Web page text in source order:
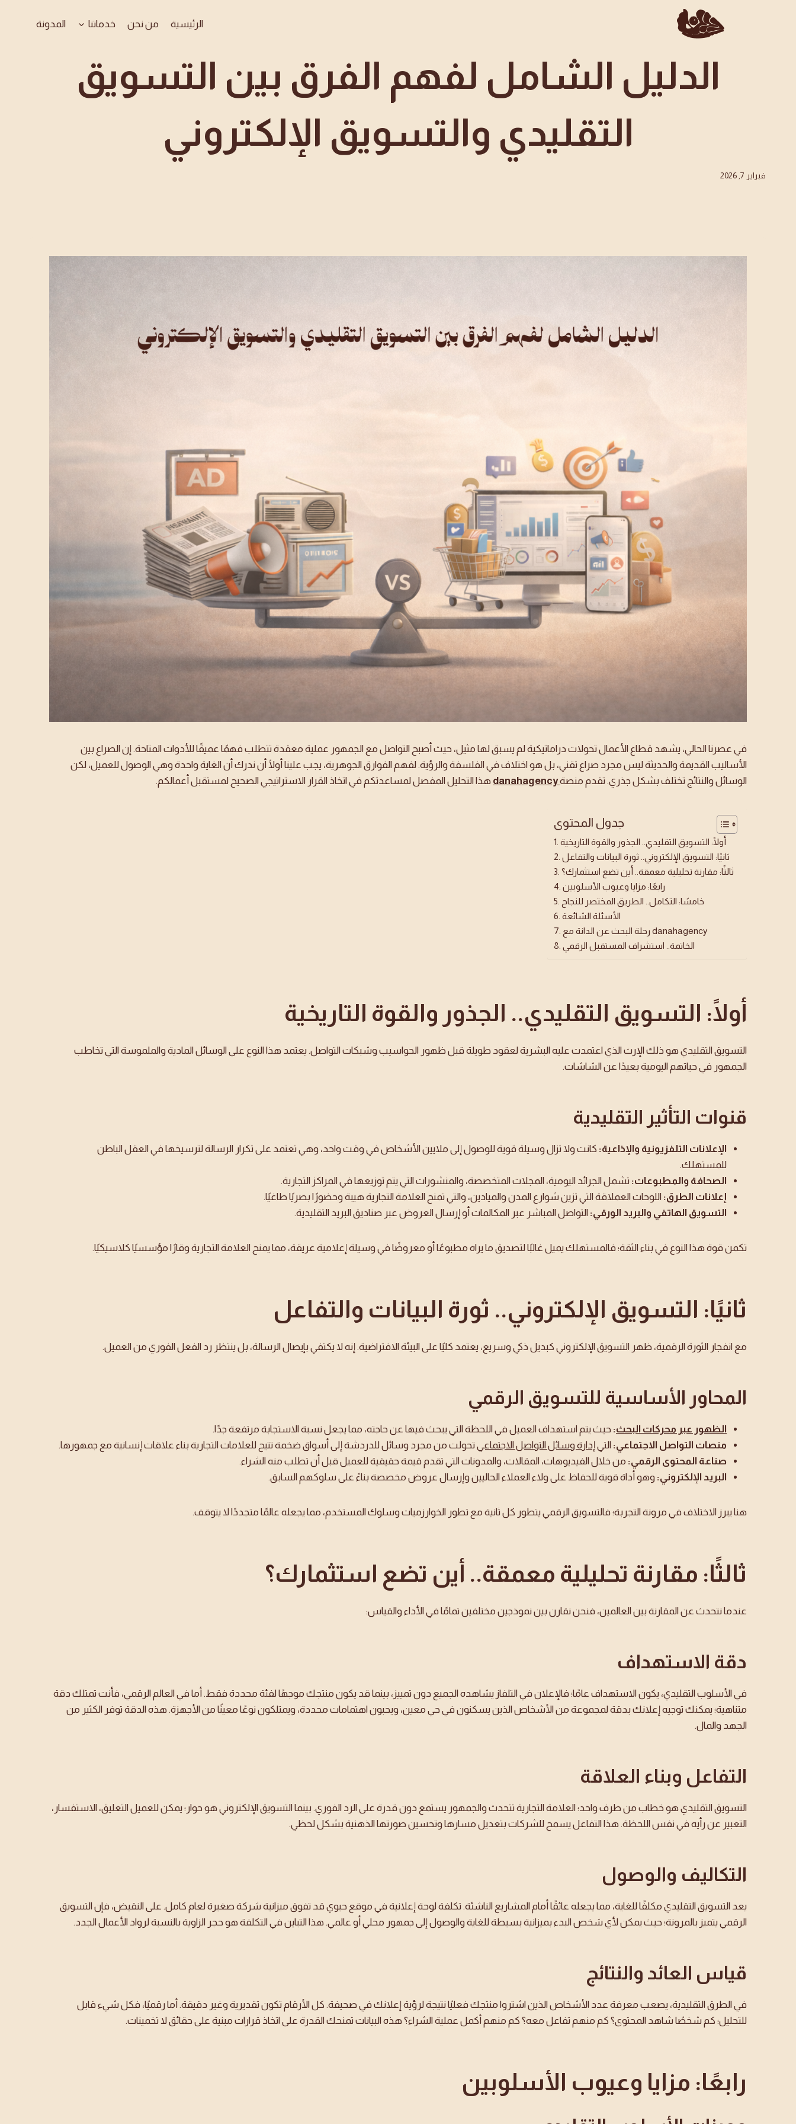
الرئيسية من نحن خدماتنا المدونة
الدليل الشامل لفهم الفرق بين التسويق
التقليدي والتسويق الإلكتروني
فبراير 7, 2026
في عصرنا الحالي، يشهد قطاع الأعمال تحولات دراماتيكية لم يسبق لها مثيل، حيث أصبح التواصل مع الجمهور عملية معقدة تتطلب فهمًا عميقًا للأدوات المتاحة. إن الصراع بين
الأساليب القديمة والحديثة ليس مجرد صراع تقني، بل هو اختلاف في الفلسفة والرؤية. لفهم الفوارق الجوهرية، يجب علينا أولًا أن ندرك أن الغاية واحدة وهي الوصول للعميل، لكن
الوسائل والنتائج تختلف بشكل جذري. تقدم منصةdanahagency هذا التحليل المفصل لمساعدتكم في اتخاذ القرار الاستراتيجي الصحيح لمستقبل أعمالكم.
جدول المحتوى
أولًا: التسويق التقليدي.. الجذور والقوة التاريخية
ثانيًا: التسويق الإلكتروني.. ثورة البيانات والتفاعل
ثالثًا: مقارنة تحليلية معمقة.. أين تضع استثمارك؟
رابعًا: مزايا وعيوب الأسلوبين
خامسًا: التكامل.. الطريق المختصر للنجاح
الأسئلة الشائعة
رحلة البحث عن الدانة مع danahagency
الخاتمة.. استشراف المستقبل الرقمي
أولًا: التسويق التقليدي.. الجذور والقوة التاريخية
التسويق التقليدي هو ذلك الإرث الذي اعتمدت عليه البشرية لعقود طويلة قبل ظهور الحواسيب وشبكات التواصل. يعتمد هذا النوع على الوسائل المادية والملموسة التي تخاطب
الجمهور في حياتهم اليومية بعيدًا عن الشاشات.
قنوات التأثير التقليدية
الإعلانات التلفزيونية والإذاعية: كانت ولا تزال وسيلة قوية للوصول إلى ملايين الأشخاص في وقت واحد، وهي تعتمد على تكرار الرسالة لترسيخها في العقل الباطن
للمستهلك.
الصحافة والمطبوعات: تشمل الجرائد اليومية، المجلات المتخصصة، والمنشورات التي يتم توزيعها في المراكز التجارية.
إعلانات الطرق: اللوحات العملاقة التي تزين شوارع المدن والميادين، والتي تمنح العلامة التجارية هيبة وحضورًا بصريًا طاغيًا.
التسويق الهاتفي والبريد الورقي: التواصل المباشر عبر المكالمات أو إرسال العروض عبر صناديق البريد التقليدية.
تكمن قوة هذا النوع في بناء الثقة؛ فالمستهلك يميل غالبًا لتصديق ما يراه مطبوعًا أو معروضًا في وسيلة إعلامية عريقة، مما يمنح العلامة التجارية وقارًا مؤسسيًا كلاسيكيًا.
ثانيًا: التسويق الإلكتروني.. ثورة البيانات والتفاعل
مع انفجار الثورة الرقمية، ظهر التسويق الإلكتروني كبديل ذكي وسريع، يعتمد كليًا على البيئة الافتراضية. إنه لا يكتفي بإيصال الرسالة، بل ينتظر رد الفعل الفوري من العميل.
المحاور الأساسية للتسويق الرقمي
الظهور عبر محركات البحث: حيث يتم استهداف العميل في اللحظة التي يبحث فيها عن حاجته، مما يجعل نسبة الاستجابة مرتفعة جدًا.
منصات التواصل الاجتماعي: التيإدارة وسائل التواصل الاجتماعيتحولت من مجرد وسائل للدردشة إلى أسواق ضخمة تتيح للعلامات التجارية بناء علاقات إنسانية مع جمهورها.
صناعة المحتوى الرقمي: من خلال الفيديوهات، المقالات، والمدونات التي تقدم قيمة حقيقية للعميل قبل أن تطلب منه الشراء.
البريد الإلكتروني: وهو أداة قوية للحفاظ على ولاء العملاء الحاليين وإرسال عروض مخصصة بناءً على سلوكهم السابق.
هنا يبرز الاختلاف في مرونة التجربة؛ فالتسويق الرقمي يتطور كل ثانية مع تطور الخوارزميات وسلوك المستخدم، مما يجعله عالمًا متجددًا لا يتوقف.
ثالثًا: مقارنة تحليلية معمقة.. أين تضع استثمارك؟
عندما نتحدث عن المقارنة بين العالمين، فنحن نقارن بين نموذجين مختلفين تمامًا في الأداء والقياس:
دقة الاستهداف
في الأسلوب التقليدي، يكون الاستهداف عامًا؛ فالإعلان في التلفاز يشاهده الجميع دون تمييز، بينما قد يكون منتجك موجهًا لفئة محددة فقط. أما في العالم الرقمي، فأنت تمتلك دقة
متناهية؛ يمكنك توجيه إعلانك بدقة لمجموعة من الأشخاص الذين يسكنون في حي معين، ويحبون اهتمامات محددة، ويمتلكون نوعًا معينًا من الأجهزة. هذه الدقة توفر الكثير من
الجهد والمال.
التفاعل وبناء العلاقة
التسويق التقليدي هو خطاب من طرف واحد؛ العلامة التجارية تتحدث والجمهور يستمع دون قدرة على الرد الفوري. بينما التسويق الإلكتروني هو حوار؛ يمكن للعميل التعليق، الاستفسار،
التعبير عن رأيه في نفس اللحظة. هذا التفاعل يسمح للشركات بتعديل مسارها وتحسين صورتها الذهنية بشكل لحظي.
التكاليف والوصول
يعد التسويق التقليدي مكلفًا للغاية، مما يجعله عائقًا أمام المشاريع الناشئة. تكلفة لوحة إعلانية في موقع حيوي قد تفوق ميزانية شركة صغيرة لعام كامل. على النقيض، فإن التسويق
الرقمي يتميز بالمرونة؛ حيث يمكن لأي شخص البدء بميزانية بسيطة للغاية والوصول إلى جمهور محلي أو عالمي. هذا التباين في التكلفة هو حجر الزاوية بالنسبة لرواد الأعمال الجدد.
قياس العائد والنتائج
في الطرق التقليدية، يصعب معرفة عدد الأشخاص الذين اشتروا منتجك فعليًا نتيجة لرؤية إعلانك في صحيفة. كل الأرقام تكون تقديرية وغير دقيقة. أما رقميًا، فكل شيء قابل
للتحليل؛ كم شخصًا شاهد المحتوى؟ كم منهم تفاعل معه؟ كم منهم أكمل عملية الشراء؟ هذه البيانات تمنحك القدرة على اتخاذ قرارات مبنية على حقائق لا تخمينات.
رابعًا: مزايا وعيوب الأسلوبين